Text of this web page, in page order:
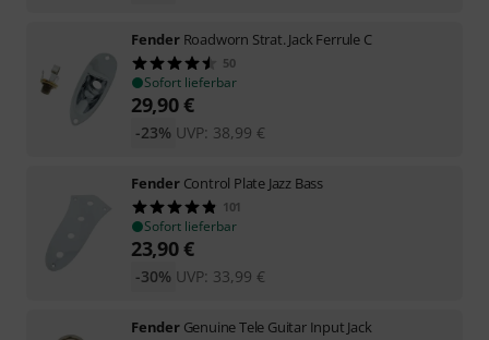
Fender Roadworn Strat. Jack Ferrule C
50
Sofort lieferbar
29,90€
UVP: 38,99 €
-23%
Fender Control Plate Jazz Bass
101
Sofort lieferbar
23,90€
UVP: 33,99 €
-30%
Fender Genuine Tele Guitar Input Jack